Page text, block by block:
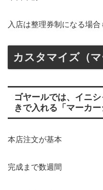
入店は整理券制になる場合
カスタマイズ（
ゴヤールでは、イニ
きで入れる「マーカー
本店注文が基本
完成まで数週間